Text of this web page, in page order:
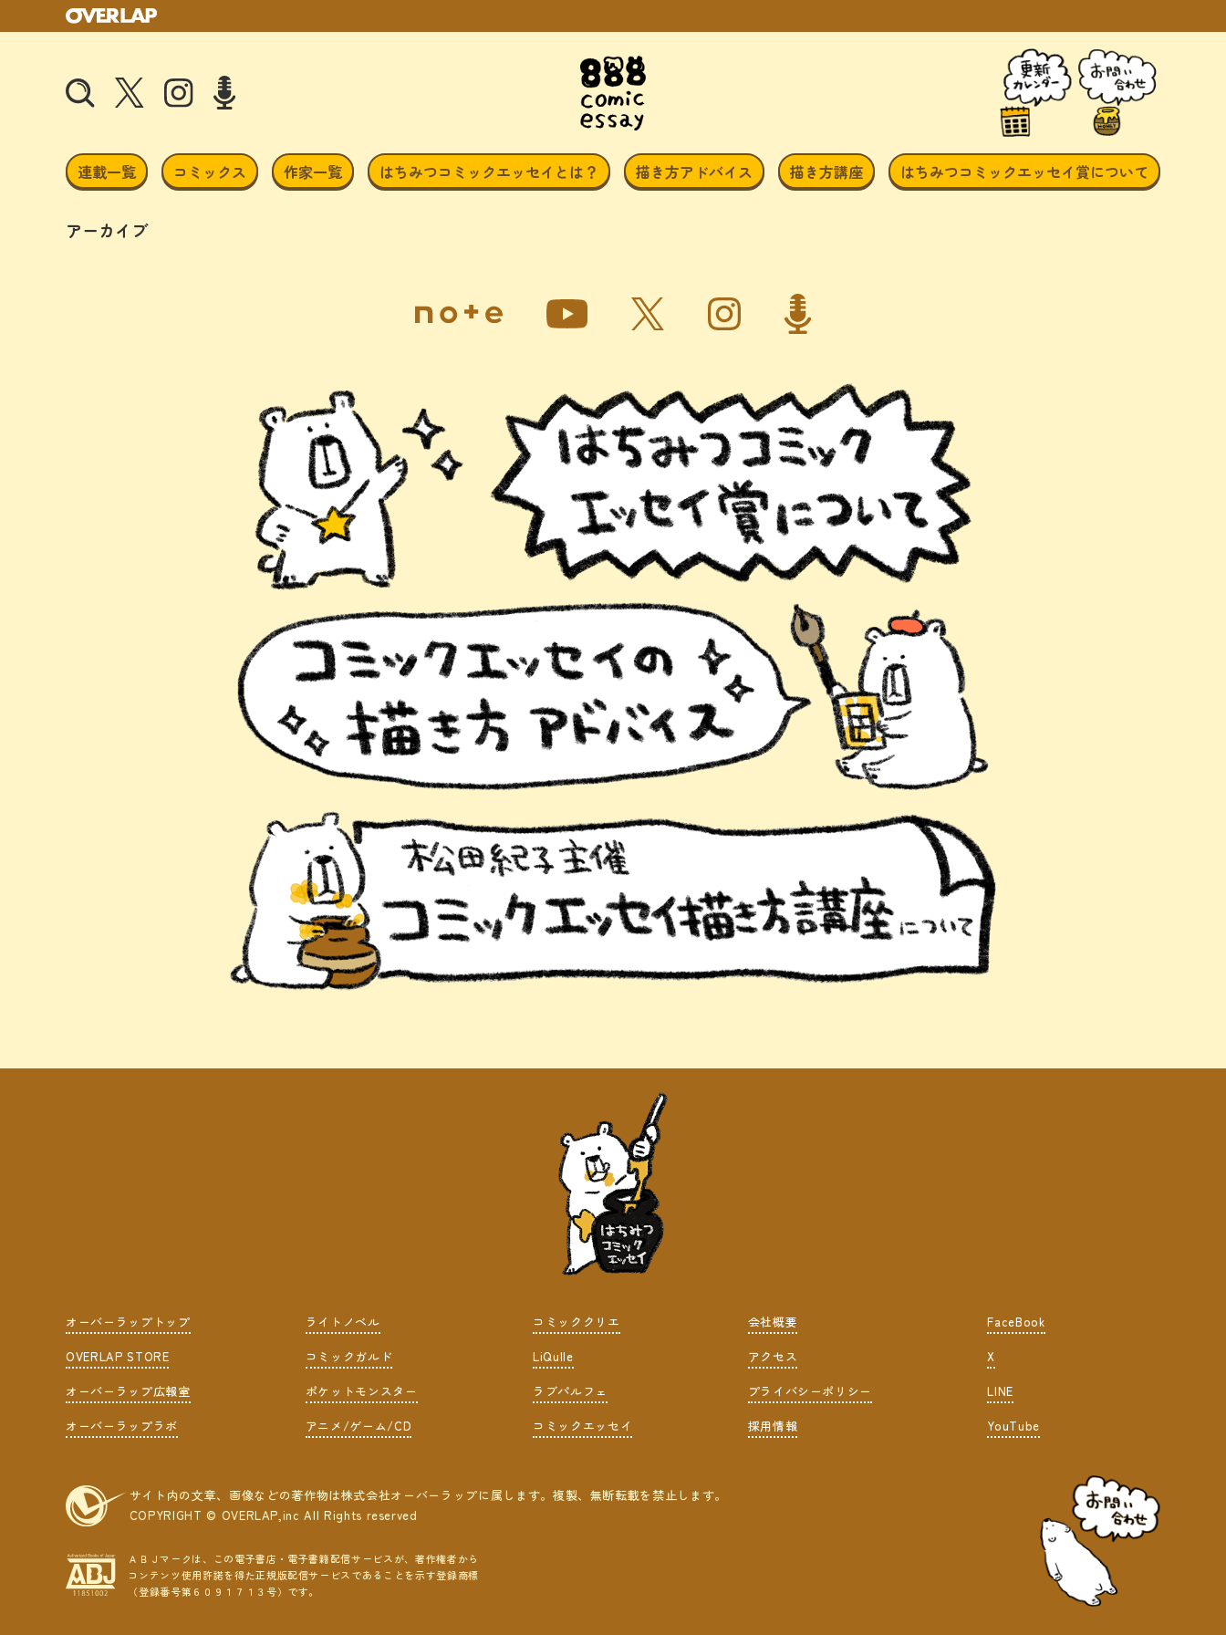
連載一覧 コミックス 作家一覧 はちみつコミックエッセイとは？ 描き方アドバイス 描き方講座 はちみつコミックエッセイ賞について
アーカイブ
オーバーラップトップ
OVERLAP STORE
オーバーラップ広報室
オーバーラップラボ
ライトノベル
コミックガルド
ポケットモンスター
アニメ/ゲーム/CD
コミッククリエ
LiQulle
ラブパルフェ
コミックエッセイ
会社概要
アクセス
プライバシーポリシー
採用情報
FaceBook
X
LINE
YouTube
サイト内の文章、画像などの著作物は株式会社オーバーラップに属します。複製、無断転載を禁止します。
COPYRIGHT © OVERLAP,inc All Rights reserved
ＡＢＪマークは、この電子書店・電子書籍配信サービスが、著作権者から
コンテンツ使用許諾を得た正規版配信サービスであることを示す登録商標
（登録番号第６０９１７１３号）です。